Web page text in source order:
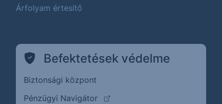
Árfolyam értesítő
Befektetések védelme
Biztonsági központ
Pénzügyi Navigátor
(külső oldalra ugrik)